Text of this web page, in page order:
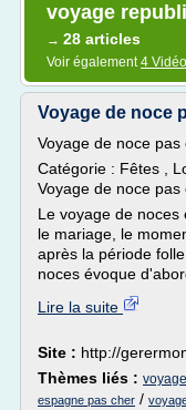
voyage
→ 28 articles
Voir également4
Voyage de noce
Voyage de noce
Catégorie : Fêtes ,
Voyage de noce
Le voyage de
le mariage, le
après la période
noces évoque
Lire la suite
Site : http://
Thèmes liés :
espagne pas cher /